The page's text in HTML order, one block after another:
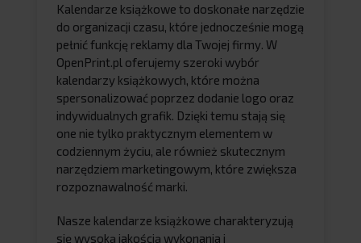
Kalendarze książkowe to doskonałe narzędzie
do organizacji czasu, które jednocześnie mogą
pełnić funkcję reklamy dla Twojej firmy. W
OpenPrint.pl oferujemy szeroki wybór
kalendarzy książkowych, które można
spersonalizować poprzez dodanie logo oraz
indywidualnych grafik. Dzięki temu stają się
one nie tylko praktycznym elementem w
codziennym życiu, ale również skutecznym
narzędziem marketingowym, które zwiększa
rozpoznawalność marki.
Nasze kalendarze książkowe charakteryzują
się wysoką jakością wykonania i